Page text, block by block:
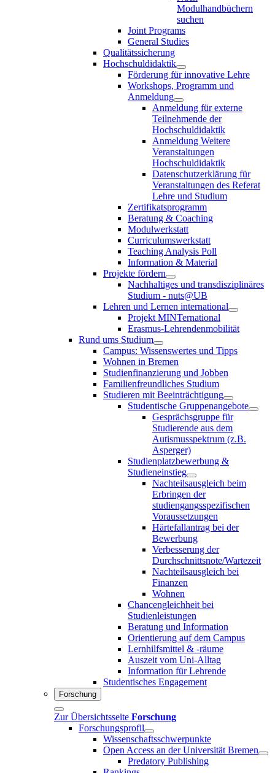
Modulhandbüchern
suchen
Joint Programs
General Studies
Qualitätssicherung
Hochschuldidaktik
Förderung für innovative Lehre
Workshops, Programm und
Anmeldung
Anmeldung für externe
Teilnehmende der
Hochschuldidaktik
Anmeldung Weitere
Veranstaltungen
Hochschuldidaktik
Datenschutzerklärung für
Veranstaltungen des Referat
Lehre und Studium
Zertifikatsprogramm
Beratung & Coaching
Modulwerkstatt
Curriculumswerkstatt
Teaching Analysis Poll
Information & Material
Projekte fördern
Nachhaltiges und transdisziplinäres
Studium - nuts@UB
Lehren und Lernen international
Projekt MINTernational
Erasmus-Lehrendenmobilität
Rund ums Studium
Campus: Wissenswertes und Tipps
Wohnen in Bremen
Studienfinanzierung und Jobben
Familienfreundliches Studium
Studieren mit Beeinträchtigung
Studentische Gruppenangebote
Gesprächsgruppe für
Studierende aus dem
Autismusspektrum (z.B.
Asperger)
Studienplatzbewerbung &
Studieneinstieg
Nachteilsausgleich beim
Erbringen der
studiengangsspezifischen
Voraussetzungen
Härtefallantrag bei der
Bewerbung
Verbesserung der
Durchschnittsnote/Wartezeit
Nachteilsausgleich bei
Finanzen
Wohnen
Chancengleichheit bei
Studienleistungen
Beratung und Information
Orientierung auf dem Campus
Lernhilfsmittel & -räume
Auszeit vom Uni-Alltag
Information für Lehrende
Studentisches Engagement
Forschung
Zur Übersichtsseite Forschung
Forschungsprofil
Wissenschaftsschwerpunkte
Open Access an der Universität Bremen
Predatory Publishing